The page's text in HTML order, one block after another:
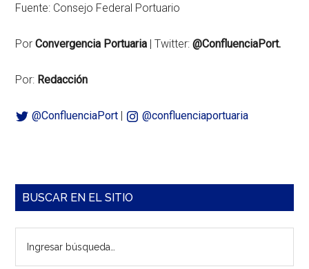
Fuente: Consejo Federal Portuario
PorConvergencia Portuaria | Twitter:@ConfluenciaPort.
Por: Redacción
@ConfluenciaPort | @confluenciaportuaria
Barra
principal
BUSCAR EN EL SITIO
búsqueda…